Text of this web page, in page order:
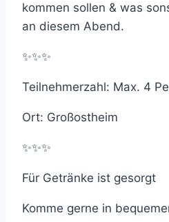
kommen sollen & was
an diesem Abend.
✨✨✨
Teilnehmerzahl: Max. 4
Ort: Großostheim
✨✨✨
Für Getränke ist gesorgt
Komme gerne in